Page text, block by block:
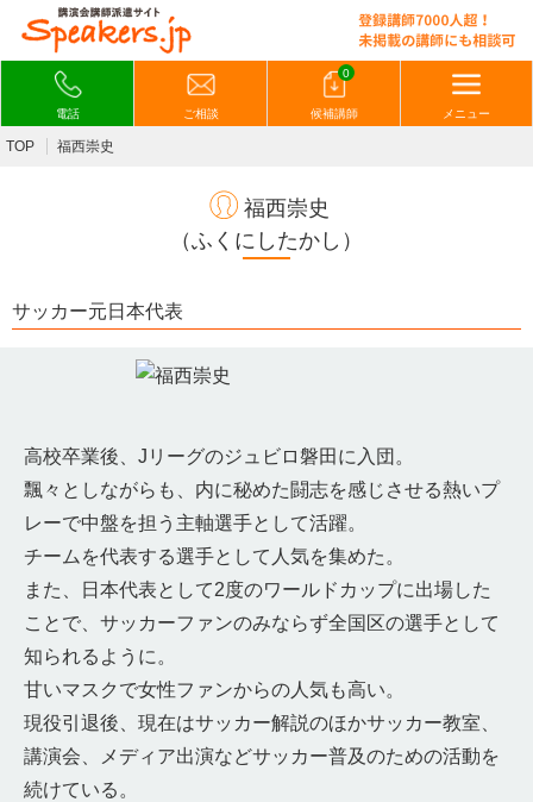
電話 ご相談
0
候補講師 メニュー
TOP 福西崇史
福西崇史
（ふくにしたかし）
サッカー元日本代表
高校卒業後、Jリーグのジュビロ磐田に入団。
飄々としながらも、内に秘めた闘志を感じさせる熱いプ
レーで中盤を担う主軸選手として活躍。
チームを代表する選手として人気を集めた。
また、日本代表として2度のワールドカップに出場した
ことで、サッカーファンのみならず全国区の選手として
知られるように。
甘いマスクで女性ファンからの人気も高い。
現役引退後、現在はサッカー解説のほかサッカー教室、
講演会、メディア出演などサッカー普及のための活動を
続けている。